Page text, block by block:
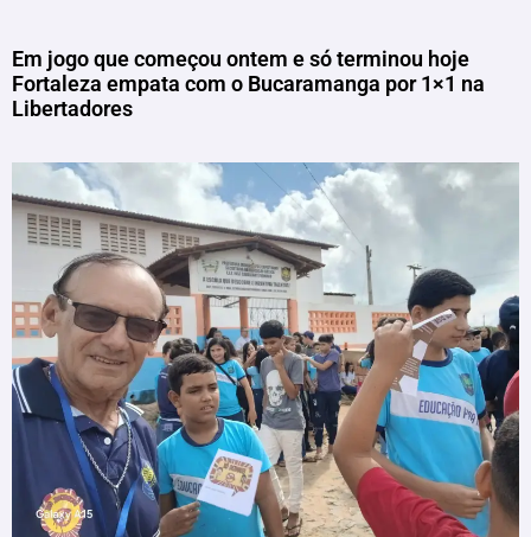
Em jogo que começou ontem e só terminou hoje
Fortaleza empata com o Bucaramanga por 1×1 na
Libertadores